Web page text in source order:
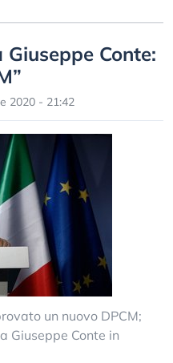
Conte:
2020 - 21:42
un nuovo DPCM;
Giuseppe Conte in